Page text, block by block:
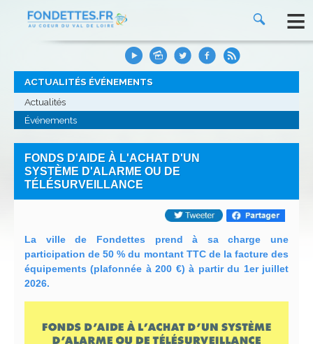
≡
ACTUALITÉS ÉVÉNEMENTS
Actualités
Événements
FONDS D'AIDE À L'ACHAT D'UN
SYSTÈME D'ALARME OU DE
TÉLÉSURVEILLANCE
La ville de Fondettes prend à sa charge une
participation de 50 % du montant TTC de la facture des
équipements (plafonnée à 200 €) à partir du 1er juillet
2026.